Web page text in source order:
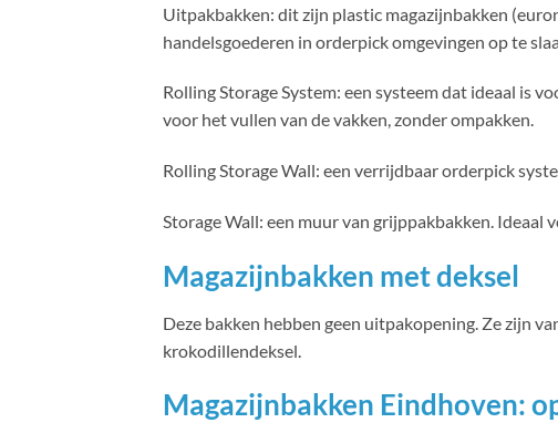
Uitpakbakken: dit zijn plastic magazijnbakken
handelsgoederen in orderpick omgevingen op te
Rolling Storage System: een systeem dat ideaal is
voor het vullen van de vakken, zonder ompakken.
Rolling Storage Wall: een verrijdbaar orderpick
Storage Wall: een muur van grijppakbakken.
Magazijnbakken met deksel
Deze bakken hebben geen uitpakopening. Ze zijn
krokodillendeksel.
Magazijnbakken Eindhoven: